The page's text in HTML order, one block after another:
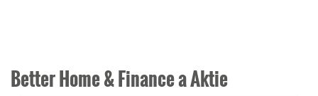
Better Home & Finance a Aktie